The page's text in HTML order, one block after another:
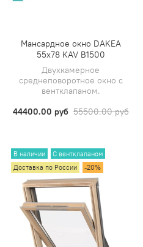
Мансардное окно DAKEA
55х78 KAV B1500
Двухкамерное
среднеповоротное окно с
вентклапаном.
44400.00 руб 55500.00 руб
В наличии
С вентклапаном
Доставка по России
-20%